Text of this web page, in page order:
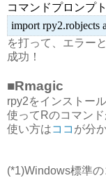
コマンドプロンプ
import rpy2.robjects
を打って、エラー
成功！
■Rmagic
rpy2をインストー
使ってRのコマンド
使い方はココ が分
(*1)Windows標準